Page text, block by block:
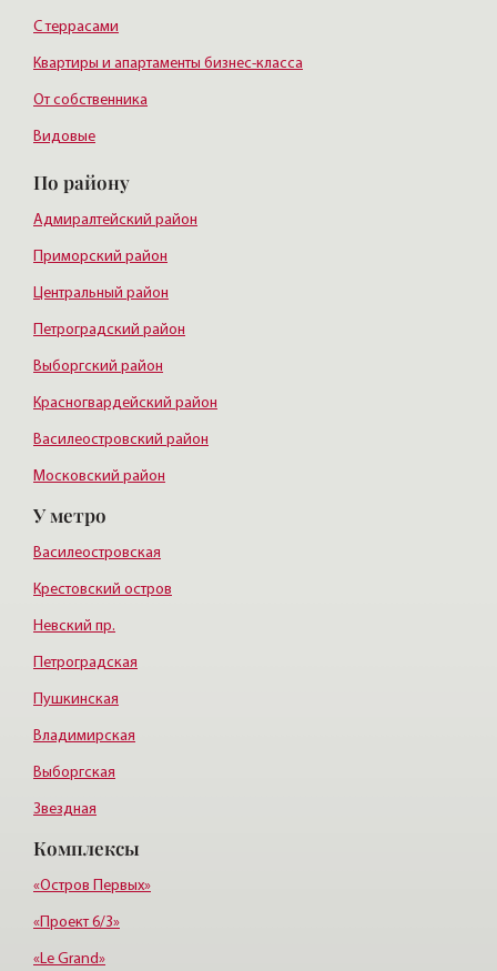
С террасами
Квартиры и апартаменты бизнес-класса
От собственника
Видовые
По району
Адмиралтейский район
Приморский район
Центральный район
Петроградский район
Выборгский район
Красногвардейский район
Василеостровский район
Московский район
Курортный район
У метро
Василеостровская
Крестовский остров
Невский пр.
Петроградская
Пушкинская
Владимирская
Выборгская
Звездная
Черная речка
Электросила
Комплексы
«Остров Первых»
«Проект 6/3»
«Le Grand»